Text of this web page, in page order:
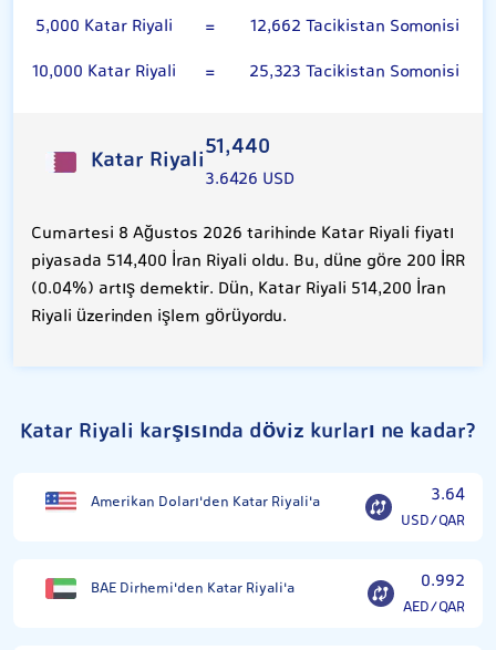
5,000 Katar Riyali
=
12,662 Tacikistan Somonisi
10,000 Katar Riyali
= 25,323 Tacikistan Somonisi
Katar Riyali51,440
3.6426 USD
Cumartesi 8 Ağustos 2026 tarihinde Katar Riyali fiyatı
piyasada 514,400 İran Riyali oldu. Bu, düne göre 200 İRR
(0.04%) artış demektir. Dün, Katar Riyali 514,200 İran
Riyali üzerinden işlem görüyordu.
Katar Riyali karşısında döviz kurları ne kadar?
Amerikan Doları'den Katar Riyali'a 3.64
USD/QAR
BAE Dirhemi'den Katar Riyali'a 0.992
AED/QAR